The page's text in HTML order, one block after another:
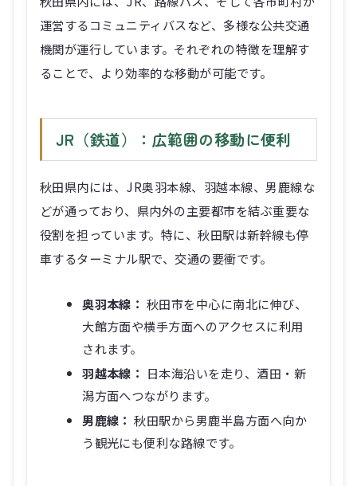
運営するコミュニティバスなど、多様な公共交通
機関が運行しています。それぞれの特徴を理解す
ることで、より効率的な移動が可能です。
JR（鉄道）：広範囲の移動に便利
秋田県内には、JR奥羽本線、羽越本線、男鹿線な
どが通っており、県内外の主要都市を結ぶ重要な
役割を担っています。特に、秋田駅は新幹線も停
車するターミナル駅で、交通の要衝です。
奥羽本線： 秋田市を中心に南北に伸び、
大館方面や横手方面へのアクセスに利用
されます。
羽越本線： 日本海沿いを走り、酒田・新
潟方面へつながります。
男鹿線： 秋田駅から男鹿半島方面へ向か
う観光にも便利な路線です。